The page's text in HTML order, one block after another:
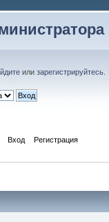
или зарегистрируйтесь
Вход Регистрация